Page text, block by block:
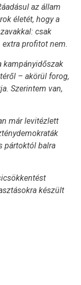
az állam
életét, hogy a
csak
profitot nem.
kampányidőszak
– akörül forog,
Szerintem van,
már levitézlett
pártoktól balra
készült